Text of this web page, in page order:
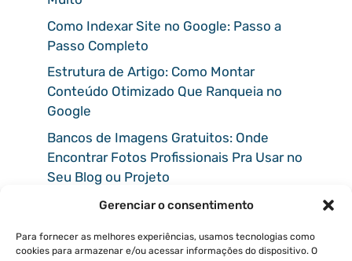
Gerenciar o consentimento
Para fornecer as melhores experiências, usamos tecnologias como
cookies para armazenar e/ou acessar informações do dispositivo. O
Como Indexar Site no Google: Passo a
Passo Completo
Estrutura de Artigo: Como Montar
Conteúdo Otimizado Que Ranqueia no
Google
Bancos de Imagens Gratuitos: Onde
Encontrar Fotos Profissionais Pra Usar no
Seu Blog ou Projeto